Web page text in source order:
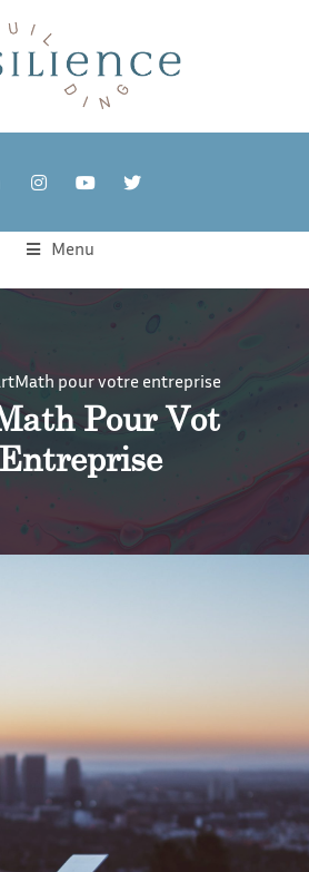
Menu
Pour Vot
Entreprise
pour votre entreprise